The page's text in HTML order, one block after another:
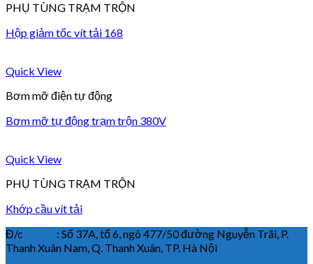
PHỤ TÙNG TRẠM TRỘN
Hộp giảm tốc vít tải 168
Quick View
Bơm mỡ điện tự động
Bơm mỡ tự động trạm trộn 380V
Quick View
PHỤ TÙNG TRẠM TRỘN
Khớp cầu vít tải
Đ/c : Số 37A, tổ 6, ngõ 477/50 đường Nguyễn Trãi, P.
Thanh Xuân Nam, Q. Thanh Xuân, TP. Hà Nội